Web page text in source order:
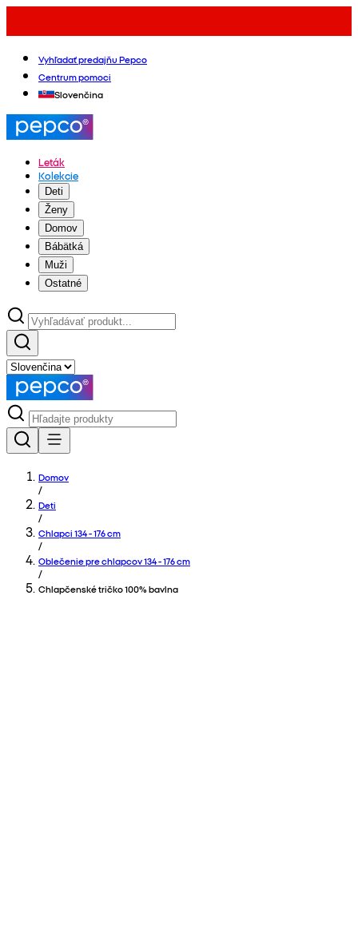
Vyhľadať predajňu Pepco
Centrum pomoci
Slovenčina
Leták
Kolekcie
Deti
Ženy
Domov
Bábätká
Muži
Ostatné
Domov
/
Deti
/
Chlapci 134 - 176 cm
/
Oblečenie pre chlapcov 134 - 176 cm
/
Chlapčenské tričko 100% bavlna